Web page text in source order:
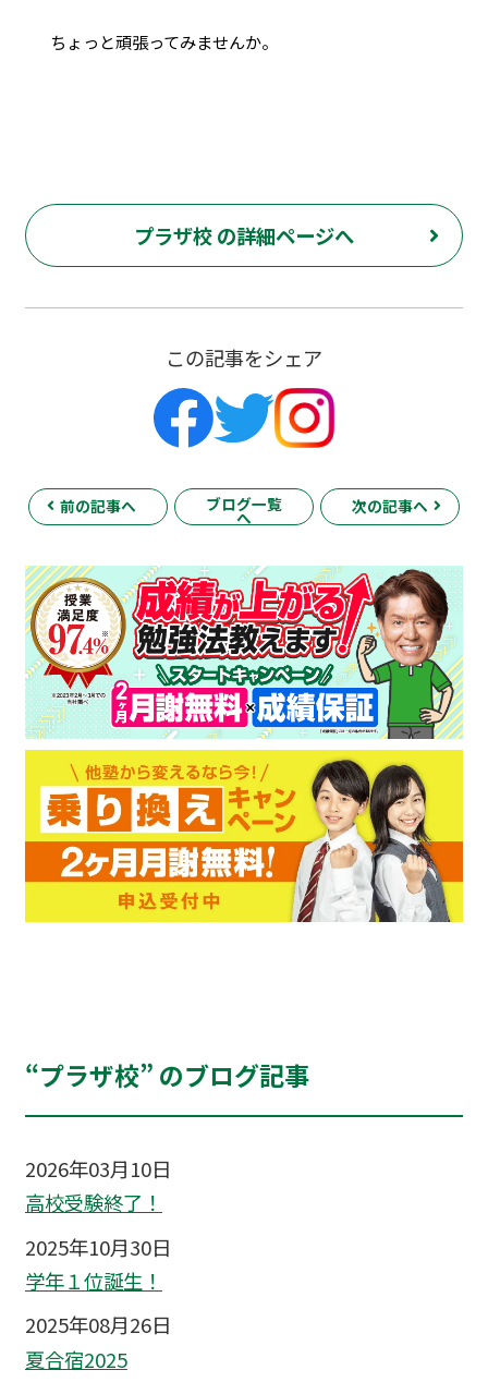
ちょっと頑張ってみませんか。
プラザ校 の詳細ページへ
この記事をシェア
前の記事へ ブログ一覧
へ
次の記事へ
“プラザ校” のブログ記事
2026年03月10日
高校受験終了！
2025年10月30日
学年１位誕生！
2025年08月26日
夏合宿2025